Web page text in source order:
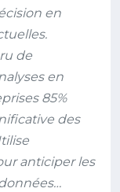
en
de
en
85%
des
anticiper les